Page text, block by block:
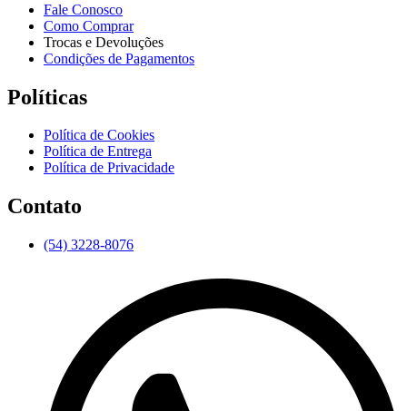
Fale Conosco
Como Comprar
Trocas e Devoluções
Condições de Pagamentos
Políticas
Política de Cookies
Política de Entrega
Política de Privacidade
Contato
(54) 3228-8076